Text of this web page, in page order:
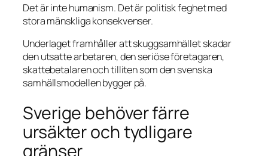
Det är inte humanism. Det är politisk feghet med
stora mänskliga konsekvenser.
Underlaget framhåller att skuggsamhället skadar
den utsatte arbetaren, den seriöse företagaren,
skattebetalaren och tilliten som den svenska
samhällsmodellen bygger på.
Sverige behöver färre
ursäkter och tydligare
gränser